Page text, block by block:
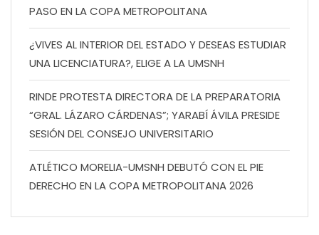
PASO EN LA COPA METROPOLITANA
¿VIVES AL INTERIOR DEL ESTADO Y DESEAS ESTUDIAR
UNA LICENCIATURA?, ELIGE A LA UMSNH
RINDE PROTESTA DIRECTORA DE LA PREPARATORIA
“GRAL. LÁZARO CÁRDENAS”; YARABÍ ÁVILA PRESIDE
SESIÓN DEL CONSEJO UNIVERSITARIO
ATLÉTICO MORELIA-UMSNH DEBUTÓ CON EL PIE
DERECHO EN LA COPA METROPOLITANA 2026